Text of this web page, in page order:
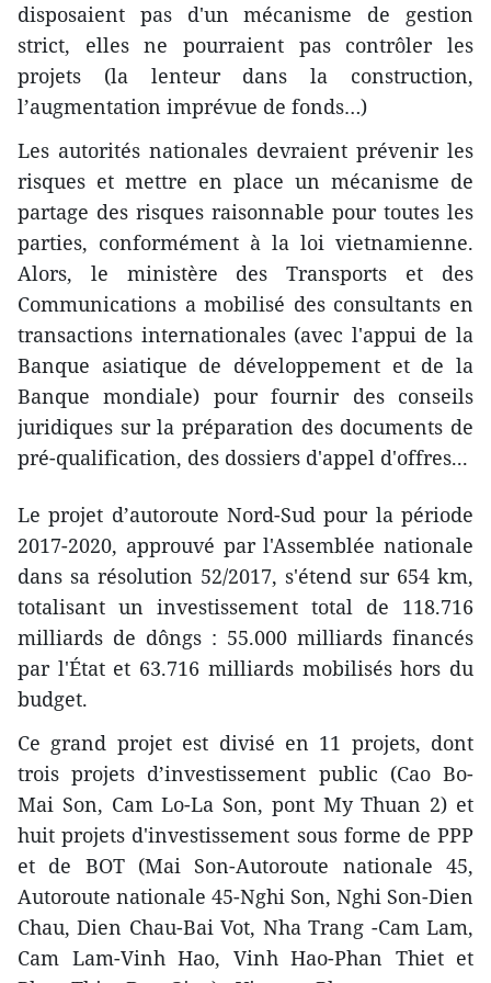
disposaient pas d'un mécanisme de gestion
strict, elles ne pourraient pas contrôler les
projets (la lenteur dans la construction,
l’augmentation imprévue de fonds…)
Les autorités nationales devraient prévenir les
risques et mettre en place un mécanisme de
partage des risques raisonnable pour toutes les
parties, conformément à la loi vietnamienne.
Alors, le ministère des Transports et des
Communications a mobilisé des consultants en
transactions internationales (avec l'appui de la
Banque asiatique de développement et de la
Banque mondiale) pour fournir des conseils
juridiques sur la préparation des documents de
pré-qualification, des dossiers d'appel d'offres...
Le projet d’autoroute Nord-Sud pour la période
2017-2020, approuvé par l'Assemblée nationale
dans sa résolution 52/2017, s'étend sur 654 km,
totalisant un investissement total de 118.716
milliards de dôngs : 55.000 milliards financés
par l'État et 63.716 milliards mobilisés hors du
budget.
Ce grand projet est divisé en 11 projets, dont
trois projets d’investissement public (Cao Bo-
Mai Son, Cam Lo-La Son, pont My Thuan 2) et
huit projets d'investissement sous forme de PPP
et de BOT (Mai Son-Autoroute nationale 45,
Autoroute nationale 45-Nghi Son, Nghi Son-Dien
Chau, Dien Chau-Bai Vot, Nha Trang -Cam Lam,
Cam Lam-Vinh Hao, Vinh Hao-Phan Thiet et